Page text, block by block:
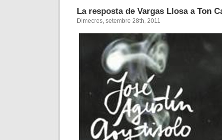
La resposta de Vargas Llosa a Ton
Dimecres, setembre 28th, 2011